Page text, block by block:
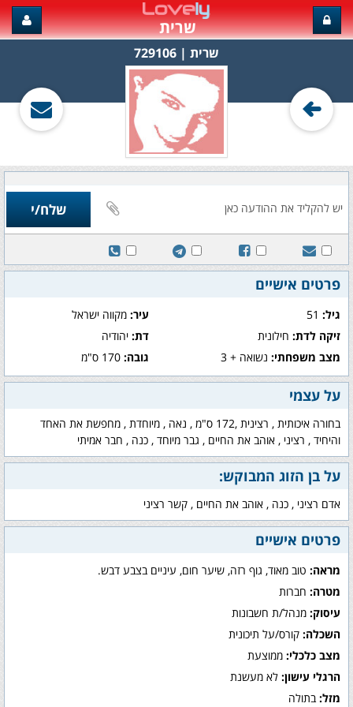
שרית
שרית‏ | 729106
פרטים אישיים
גיל: עיר:מקווה ישראל
זיקה לדת: חילונית דת:יהודיה
מצב משפחתי: נשואה + 3 גובה:170 ס"מ
על עצמי
בחורה איכותית , רצינית ,172 ס"מ , נאה , מיוחדת , מחפשת את האחד
והיחיד , רציני , אוהב את החיים , גבר מיוחד , כנה , חבר אמיתי
על בן הזוג המבוקש:
אדם רציני , כנה , אוהב את החיים , קשר רציני
פרטים אישיים
מראה: טוב מאוד, גוף רזה, שיער חום, עיניים בצבע דבש.
מטרה: חברות
עיסוק: מנהל/ת חשבונות
השכלה: קורס/על תיכונית
מצב כלכלי: ממוצעת
הרגלי עישון: לא מעשנת
מזל: בתולה